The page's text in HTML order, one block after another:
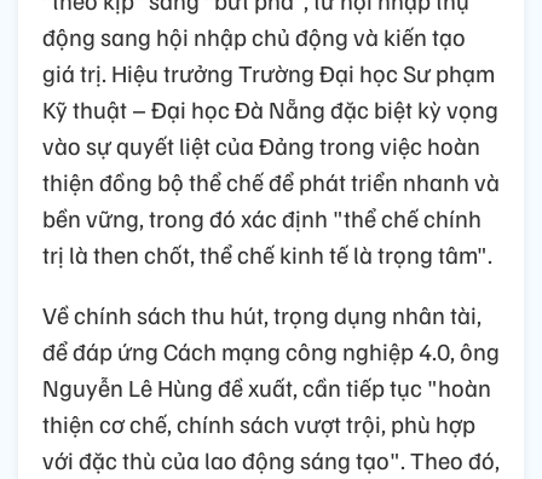
động sang hội nhập chủ động và kiến tạo
giá trị. Hiệu trưởng Trường Đại học Sư phạm
Kỹ thuật – Đại học Đà Nẵng đặc biệt kỳ vọng
vào sự quyết liệt của Đảng trong việc hoàn
thiện đồng bộ thể chế để phát triển nhanh và
bền vững, trong đó xác định "thể chế chính
trị là then chốt, thể chế kinh tế là trọng tâm".
Về chính sách thu hút, trọng dụng nhân tài,
để đáp ứng Cách mạng công nghiệp 4.0, ông
Nguyễn Lê Hùng đề xuất, cần tiếp tục "hoàn
thiện cơ chế, chính sách vượt trội, phù hợp
với đặc thù của lao động sáng tạo". Theo đó,